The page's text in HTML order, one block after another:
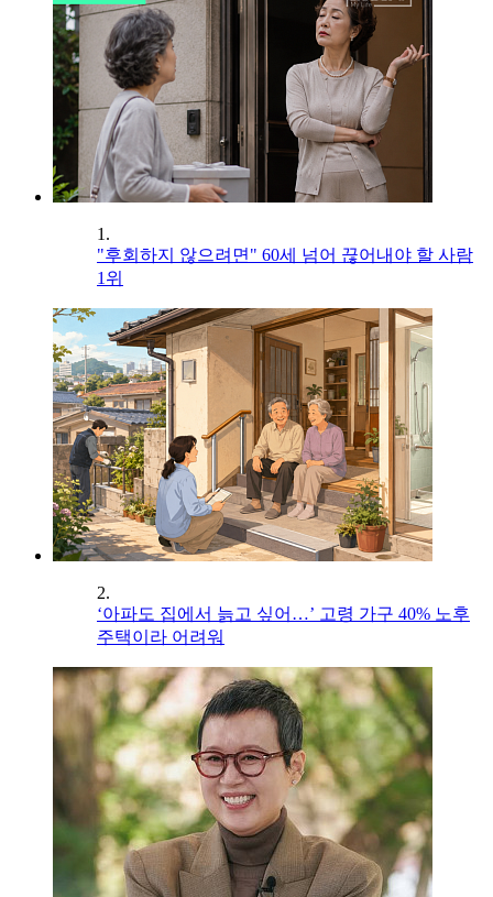
1.
"후회하지 않으려면" 60세 넘어 끊어내야 할 사람
1위
2.
‘아파도 집에서 늙고 싶어…’ 고령 가구 40% 노후
주택이라 어려워